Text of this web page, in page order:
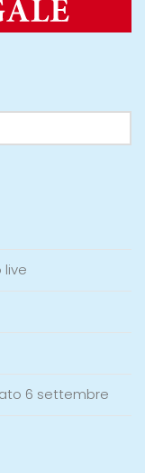
live
6 settembre